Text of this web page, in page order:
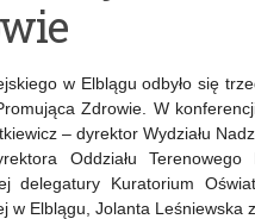
w Elblągu odbyło się
Zdrowie. W
– dyrektor Wydziału
Oddziału Terenowego
delegatury Kuratorium
w Elblągu, Jolanta